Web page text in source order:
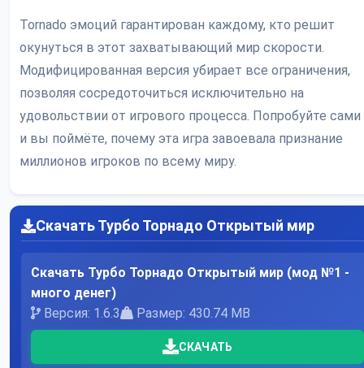
Tornado эмоций гарантирован каждому, кто решит
окунуться в этот захватывающий мир скорости.
Модифицированная версия убирает все ограничения,
позволяя сосредоточиться исключительно на
удовольствии от игрового процесса. Попробуйте
и вы поймёте, почему эта игра завоевала признание
миллионов игроков по всему миру.
Скачать Турбо Торнадо Открытый мир
Скачать Турбо Торнадо Открытый мир (мод №1 -
много денег)
Версия: 1.6.3
Размер: 430.74 MB
СКАЧАТЬ